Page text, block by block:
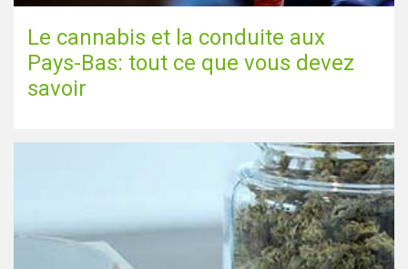
Le cannabis et la conduite aux
Pays-Bas: tout ce que vous devez
savoir